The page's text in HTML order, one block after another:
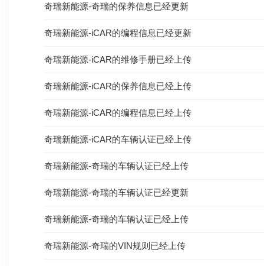
奇瑞新能源-奇瑞的保养信息已经更新
奇瑞新能源-iCAR的编程信息已经更新
奇瑞新能源-iCAR的维修手册已经上传
奇瑞新能源-iCAR的保养信息已经上传
奇瑞新能源-iCAR的编程信息已经上传
奇瑞新能源-iCAR的车辆认证已经上传
奇瑞新能源-奇瑞的车辆认证已经上传
奇瑞新能源-奇瑞的车辆认证已经更新
奇瑞新能源-奇瑞的车辆认证已经上传
奇瑞新能源-奇瑞的VIN规则已经上传